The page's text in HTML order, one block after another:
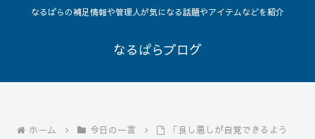
なるぱらの補足情報や管理人が気になる話題やアイテムなどを紹介
なるぱらブログ
ホーム 今日の一言
「良し悪しが自覚できるよう